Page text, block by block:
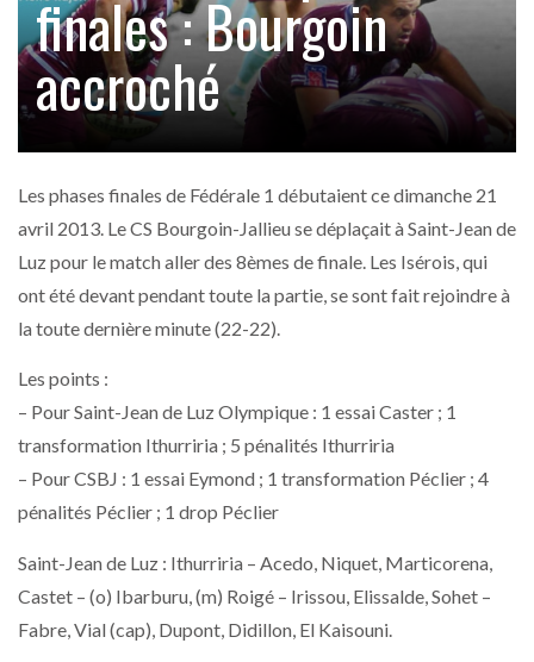
finales : Bourgoin
accroché
Les phases finales de Fédérale 1 débutaient ce dimanche 21
avril 2013. Le CS Bourgoin-Jallieu se déplaçait à Saint-Jean de
Luz pour le match aller des 8èmes de finale. Les Isérois, qui
ont été devant pendant toute la partie, se sont fait rejoindre à
la toute dernière minute (22-22).
Les points :
– Pour Saint-Jean de Luz Olympique : 1 essai Caster ; 1
transformation Ithurriria ; 5 pénalités Ithurriria
– Pour CSBJ : 1 essai Eymond ; 1 transformation Péclier ; 4
pénalités Péclier ; 1 drop Péclier
Saint-Jean de Luz : Ithurriria – Acedo, Niquet, Marticorena,
Castet – (o) Ibarburu, (m) Roigé – Irissou, Elissalde, Sohet –
Fabre, Vial (cap), Dupont, Didillon, El Kaisouni.